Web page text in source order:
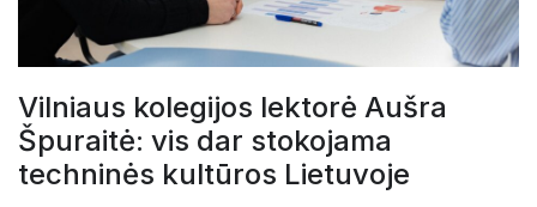
Vilniaus kolegijos lektorė Aušra
Špuraitė: vis dar stokojama
techninės kultūros Lietuvoje